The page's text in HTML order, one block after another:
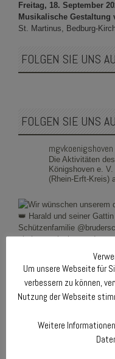
Freitag, 18. September
Musikalische Gestaltung
St. Martinus, Bedburg-
FOLGEN SIE UNS
FOLGEN SIE UNS
mgvkoenigshoven
Die Aktivitäten
Königshoven e.
(Rhein-Erft-Kreis)
Um unsere Webseite für
verbessern zu können,
Nutzung der Webseite
Weitere